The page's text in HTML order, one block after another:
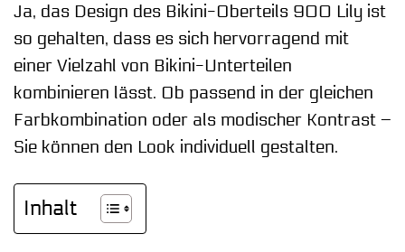
Ja, das Design des Bikini-Oberteils 900 Lily ist
so gehalten, dass es sich hervorragend mit
einer Vielzahl von Bikini-Unterteilen
kombinieren lässt. Ob passend in der gleichen
Farbkombination oder als modischer Kontrast –
Sie können den Look individuell gestalten.
Inhalt